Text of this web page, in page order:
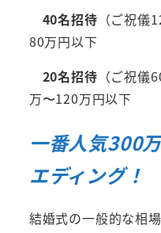
40名招待 （ご祝
80万円以下
20名招待 （ご祝
万〜120万円以下
一番人気300
エディング！
結婚式の一般的な相